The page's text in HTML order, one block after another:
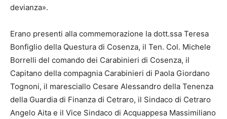
devianza».
Erano presenti alla commemorazione la dott.ssa Teresa
Bonfiglio della Questura di Cosenza, il Ten. Col. Michele
Borrelli del comando dei Carabinieri di Cosenza, il
Capitano della compagnia Carabinieri di Paola Giordano
Tognoni, il maresciallo Cesare Alessandro della Tenenza
della Guardia di Finanza di Cetraro, il Sindaco di Cetraro
Angelo Aita e il Vice Sindaco di Acquappesa Massimiliano